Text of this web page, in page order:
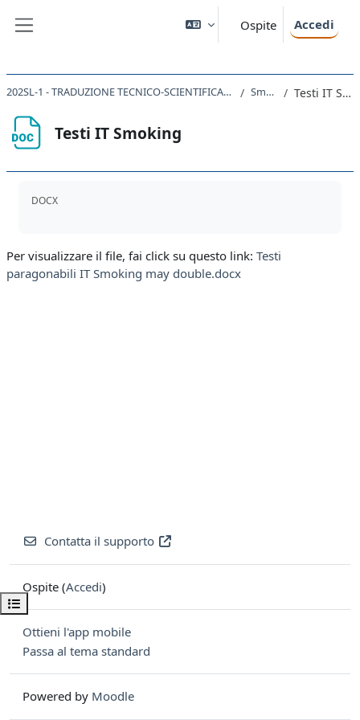
Ospite Accedi
Apri indice del corso
202SL-1 - TRADUZIONE TECNICO-SCIENTIFICA INGLESE-ITALIANO 2019 Smoking Testi IT Smoking
Testi IT Smoking
DOCX
Per visualizzare il file, fai click su questo link: Testi
paragonabili IT Smoking may double.docx
Contatta il supporto
Ospite (Accedi)
Ottieni l'app mobile
Passa al tema standard
Powered by Moodle